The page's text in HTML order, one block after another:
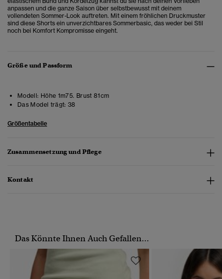
anpassen und die ganze Saison über selbstbewusst mit deinem
vollendeten Sommer-Look auftreten. Mit einem fröhlichen Druckmuster
sind diese Shorts ein unverzichtbares Sommerbasic, das weder bei Stil
noch bei Komfort Kompromisse eingeht.
Größe und Passform
Modell: Höhe 1m75. Brust 81cm
Das Model trägt: 38
Größentabelle
Zusammensetzung und Pflege
Kontakt
Das Könnte Ihnen Auch Gefallen...